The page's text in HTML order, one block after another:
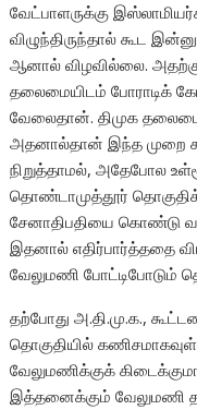
வேட்பாளருக்கு
விழுந்திருந்தால் கூட
ஆனால் விழவில்லை.
தலைமையிடம் போராடிக்
வேலைதான். திமுக
அதனால்தான் இந்த முறை
நிறுத்தாமல், அதேபோல
தொண்டாமுத்தூர்
சேனாதிபதியை கொண்டு
இதனால் எதிர்பார்த்ததை விட
வேலுமணி போட்டிபோடும்
தற்போது அ.தி.மு.க.,
தொகுதியில்
வேலுமணிக்குக்
இத்தனைக்கும் வேலுமணி